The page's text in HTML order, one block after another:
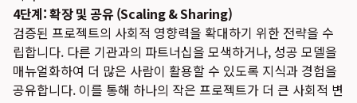
4단계: 확장 및 공유 (Scaling & Sharing)
검증된 프로젝트의 사회적 영향력을 확대하기 위한 전략을 수
립합니다. 다른 기관과의 파트너십을 모색하거나, 성공 모델을
매뉴얼화하여 더 많은 사람이 활용할 수 있도록 지식과 경험을
공유합니다. 이를 통해 하나의 작은 프로젝트가 더 큰 사회적 변